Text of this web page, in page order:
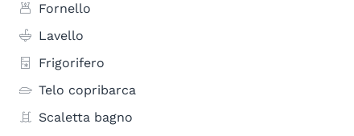
Fornello
Lavello
Frigorifero
Telo copribarca
Scaletta bagno